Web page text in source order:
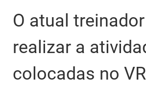
O atual
realizar a
colocadas no